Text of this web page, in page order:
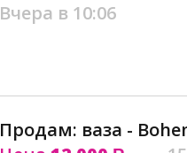
Вчера в 10:06
Продам: ваза -